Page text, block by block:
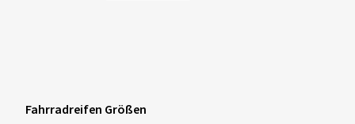
Fahrradreifen Größen